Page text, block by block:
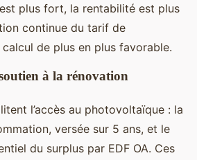
plus fort, la rentabilité est plus
continue du tarif de
calcul de plus en plus favorable.
à la rénovation
l’accès au photovoltaïque : la
versée sur 5 ans, et le
du surplus par EDF OA. Ces